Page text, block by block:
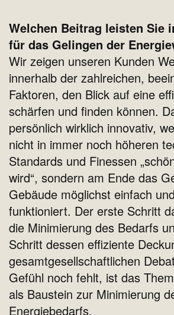
Welchen Beitrag leisten Sie
für das Gelingen der
Wir zeigen unseren Kunden
innerhalb der zahlreichen,
Faktoren, den Blick auf eine
schärfen und finden können.
persönlich wirklich innovativ,
nicht in immer noch höheren
Standards und Finessen
wird“, sondern am Ende das
Gebäude möglichst einfach
funktioniert. Der erste Schritt
die Minimierung des Bedarfs
Schritt dessen effiziente
gesamtgesellschaftlichen
Gefühl noch fehlt, ist das
als Baustein zur Minimierung
Energiebedarfs.